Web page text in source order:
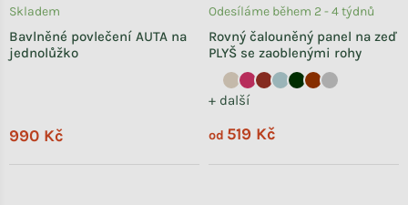
Bavlněné povlečení AUTA na
jednolůžko
Skladem
990 Kč
Rovný čalouněný panel na zeď
PLYŠ se zaoblenými rohy
+ další
Odesíláme během 2 - 4 týdnů
od 519 Kč